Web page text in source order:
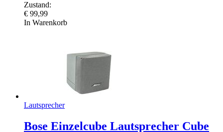
Zustand:
€ 99,99
In Warenkorb
Lautsprecher
Bose Einzelcube Lautsprecher Cube